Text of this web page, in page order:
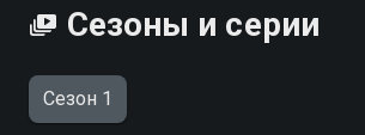
Сезоны и серии
Сезон 1